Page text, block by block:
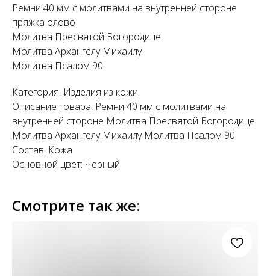
Ремни 40 мм с молитвами на внутренней стороне
пряжка олово
Молитва Пресвятой Богородице
Молитва Архангелу Михаилу
Молитва Псалом 90
Категория: Изделия из кожи
Описание товара: Ремни 40 мм с молитвами на
внутренней стороне Молитва Пресвятой Богородице
Молитва Архангелу Михаилу Молитва Псалом 90
Состав: Кожа
Основной цвет: Черный
Смотрите так же: